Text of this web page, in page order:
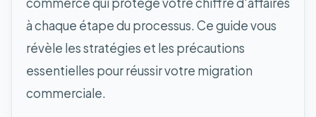
à chaque étape du processus. Ce guide vous
révèle les stratégies et les précautions
essentielles pour réussir votre migration
commerciale.